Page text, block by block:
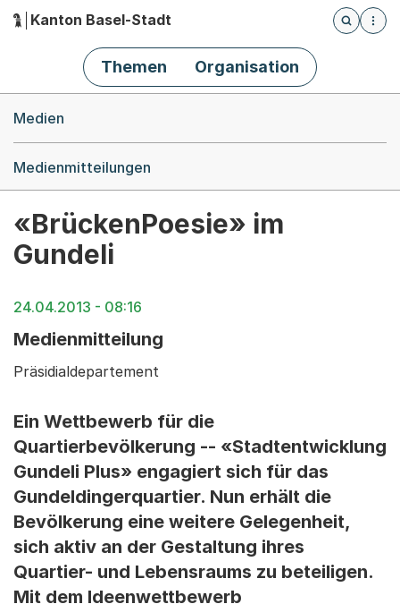
Hauptnavigation
Kanton Basel-Stadt
Öffnet
Themen Organisation
Medien
Medienmitteilungen
«BrückenPoesie» im
Gundeli
24.04.2013 - 08:16
Medienmitteilung
Präsidialdepartement
Ein Wettbewerb für die
Quartierbevölkerung -- «Stadtentwicklung
Gundeli Plus» engagiert sich für das
Gundeldingerquartier. Nun erhält die
Bevölkerung eine weitere Gelegenheit,
sich aktiv an der Gestaltung ihres
Quartier- und Lebensraums zu beteiligen.
Mit dem Ideenwettbewerb